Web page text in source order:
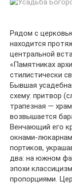
Рядом с
находится
центральной
«Памятниках
стилистически
Бывшая
схему: притвор
трапезная —
возвышается
Венчающий его
окнами-
портиков,
два: на южном
эпохи
пропорциями.